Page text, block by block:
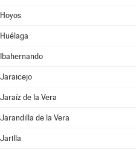
Hoyos
Huélaga
Ibahernando
Jaraicejo
Jaraíz de la Vera
Jarandilla de la Vera
Jarilla